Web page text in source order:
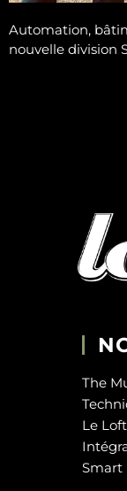
Automation,
nouvelle division
The
Le
Smart